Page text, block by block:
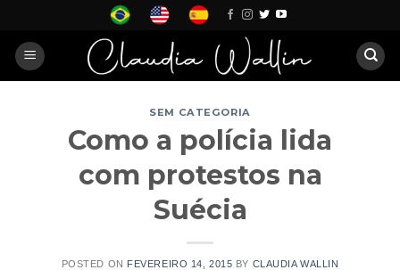
content
SEM CATEGORIA
Como a polícia lida
com protestos na
Suécia
POSTED ON FEVEREIRO 14, 2015 BY CLAUDIA WALLIN